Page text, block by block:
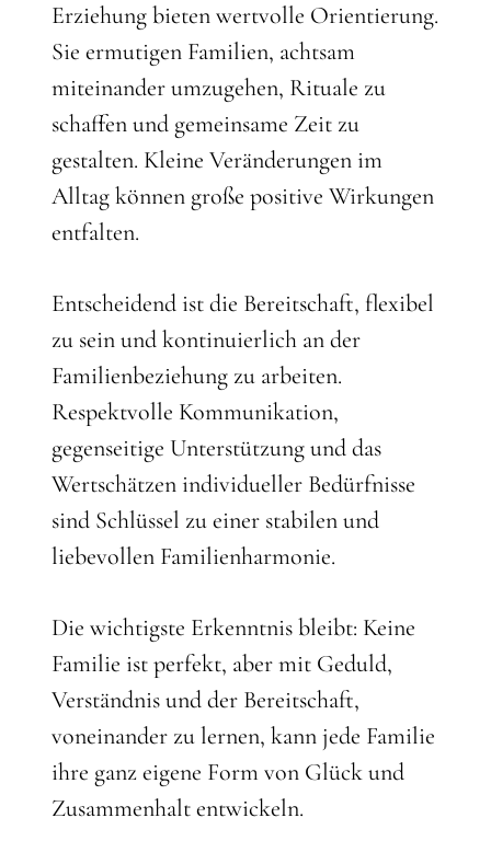
Erziehung bieten wertvolle Orientierung.
Sie ermutigen Familien, achtsam
miteinander umzugehen, Rituale zu
schaffen und gemeinsame Zeit zu
gestalten. Kleine Veränderungen im
Alltag können große positive Wirkungen
entfalten.
Entscheidend ist die Bereitschaft, flexibel
zu sein und kontinuierlich an der
Familienbeziehung zu arbeiten.
Respektvolle Kommunikation,
gegenseitige Unterstützung und das
Wertschätzen individueller Bedürfnisse
sind Schlüssel zu einer stabilen und
liebevollen Familienharmonie.
Die wichtigste Erkenntnis bleibt: Keine
Familie ist perfekt, aber mit Geduld,
Verständnis und der Bereitschaft,
voneinander zu lernen, kann jede Familie
ihre ganz eigene Form von Glück und
Zusammenhalt entwickeln.